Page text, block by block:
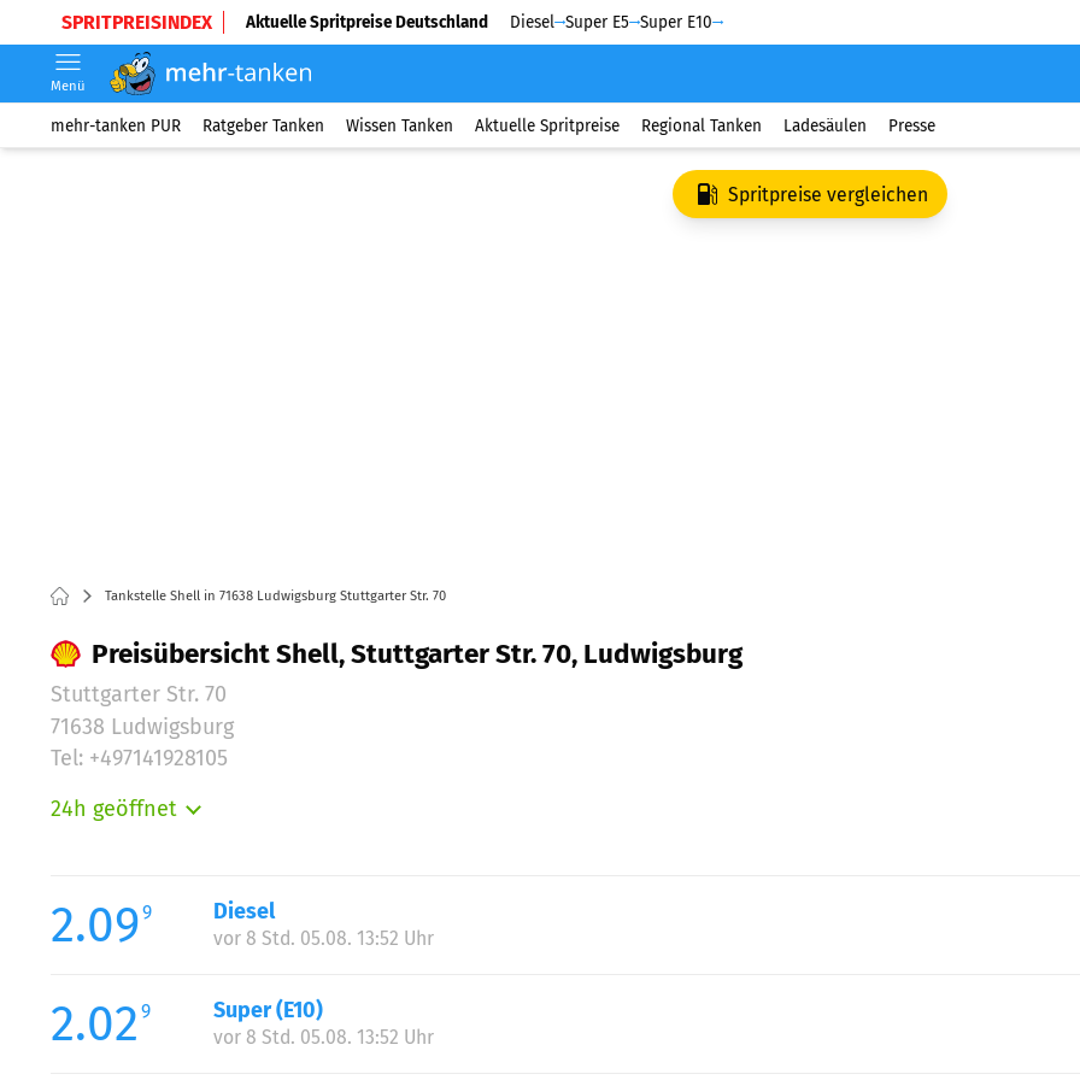
SPRITPREISINDEX Aktuelle Spritpreise Deutschland Diesel Super E5 Super E10
Menü
mehr-tanken PUR Ratgeber Tanken Wissen Tanken Aktuelle Spritpreise Regional Tanken Ladesäulen Presse
Spritpreise vergleichen
Tankstelle Shell in 71638 Ludwigsburg Stuttgarter Str. 70
Preisübersicht Shell, Stuttgarter Str. 70, Ludwigsburg
Stuttgarter Str. 70
71638 Ludwigsburg
Tel: +497141928105
24h geöffnet
Mittwoch:
Donnerstag:
Samstag:
Sonntag:
2.099 Diesel
vor 8 Std. 05.08. 13:52 Uhr
2.02 9 Super (E10)
vor 8 Std. 05.08. 13:52 Uhr